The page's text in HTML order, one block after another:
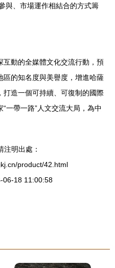
與、市場運作相結合的方式籌
互動的全媒體文化交流行動，預
的知名度與美譽度，增進哈薩
造一個可持續、可復制的國際
一帶一路”人文交流大局，為中
注明出處：
product/42.html
06-18 11:00:58